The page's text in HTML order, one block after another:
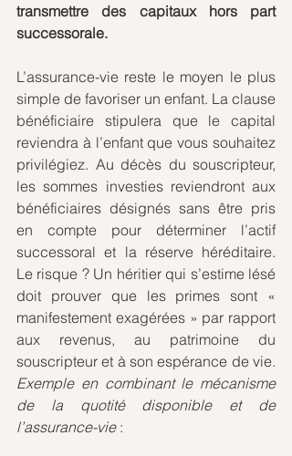
transmettre des capitaux hors part
successorale.
L’assurance-vie reste le moyen le plus
simple de favoriser un enfant. La clause
bénéficiaire stipulera que le capital
reviendra à l’enfant que vous souhaitez
privilégiez. Au décès du souscripteur,
les sommes investies reviendront aux
bénéficiaires désignés sans être pris
en compte pour déterminer l’actif
successoral et la réserve héréditaire.
Le risque ? Un héritier qui s’estime lésé
doit prouver que les primes sont «
manifestement exagérées » par rapport
aux revenus, au patrimoine du
Exemple en combinant le mécanisme
de la quotité disponible et de
l’assurance-vie :